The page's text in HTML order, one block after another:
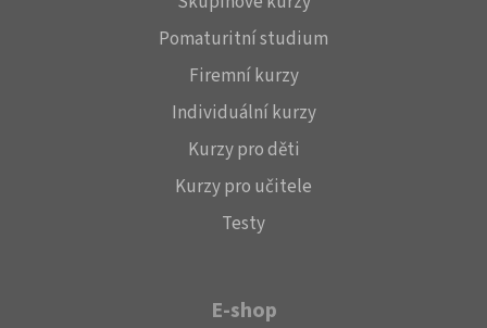
Pomaturitní studium
Firemní kurzy
Individuální kurzy
Kurzy pro děti
Kurzy pro učitele
Testy
E-shop